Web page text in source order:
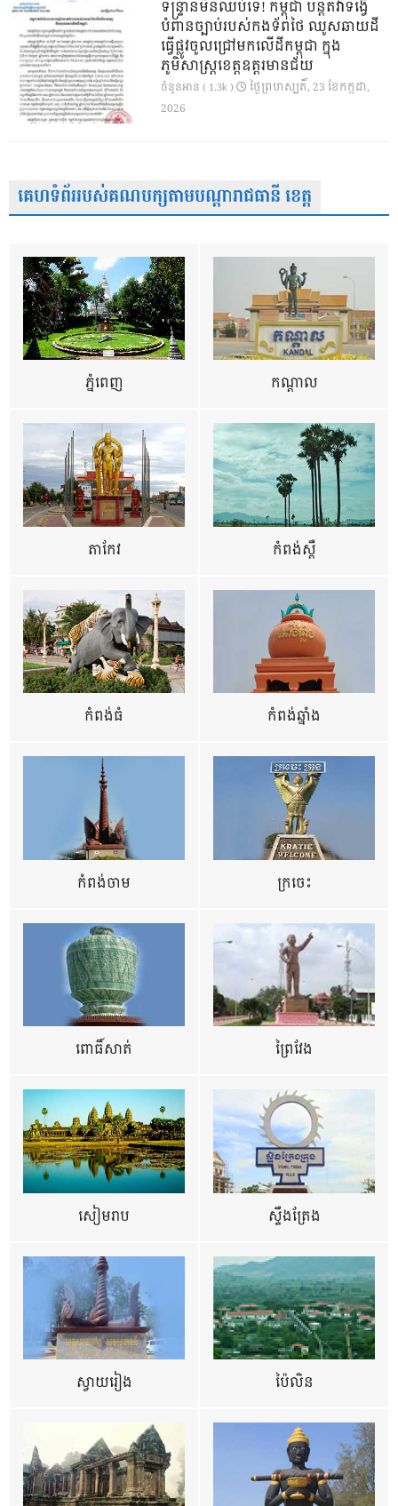
ទន្ទ្រានមិនឈប់ទេ! កម្ពុជា បន្តតវ៉ាទង្វើ
បំពានច្បាប់របស់កងទ័ពថៃ ឈូសឆាយដី
ធ្វើផ្លូវចូលជ្រៅមកលើដីកម្ពុជា ក្នុង
ភូមិសាស្ត្រខេត្តឧត្តរមានជ័យ
ចំនួនអាន ( 1.3k )
ថ្ងៃ​ព្រហស្បតិ៍, 23 ខែ​កក្កដា,
2026
គេហទំព័ររបស់គណបក្សតាមបណ្តារាជធានី ខេត្ត
ភ្នំពេញ កណ្តាល
តាកែវ កំពង់ស្ពឺ
កំពង់ធំ កំពង់ឆ្នាំង
កំពង់ចាម ក្រចេះ
ពោធិ៍សាត់ ព្រៃវែង
សៀមរាប ស្ទឹងត្រែង
ស្វាយរៀង ប៉ៃលិន